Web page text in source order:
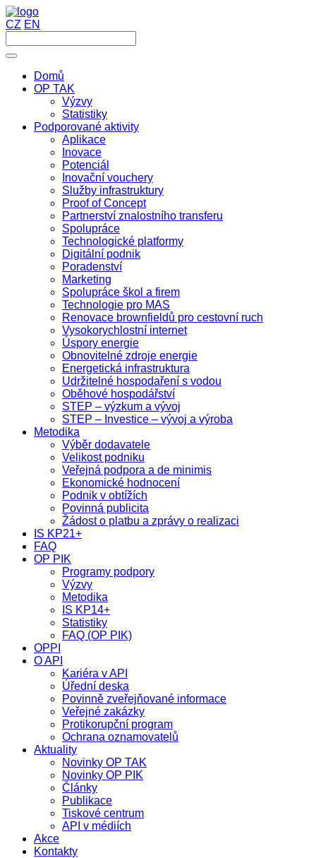
CZ EN
Domů
OP TAK
Výzvy
Statistiky
Podporované aktivity
Aplikace
Inovace
Potenciál
Inovační vouchery
Služby infrastruktury
Proof of Concept
Partnerství znalostního transferu
Spolupráce
Technologické platformy
Digitální podnik
Poradenství
Marketing
Spolupráce škol a firem
Technologie pro MAS
Renovace brownfieldů pro cestovní ruch
Vysokorychlostní internet
Úspory energie
Obnovitelné zdroje energie
Energetická infrastruktura
Udržitelné hospodaření s vodou
Oběhové hospodářství
STEP – výzkum a vývoj
STEP – Investice – vývoj a výroba
Metodika
Výběr dodavatele
Velikost podniku
Veřejná podpora a de minimis
Ekonomické hodnocení
Podnik v obtížích
Povinná publicita
Žádost o platbu a zprávy o realizaci
IS KP21+
FAQ
OP PIK
Programy podpory
Výzvy
Metodika
IS KP14+
Statistiky
FAQ (OP PIK)
OPPI
O API
Kariéra v API
Úřední deska
Povinně zveřejňované informace
Veřejné zakázky
Protikorupční program
Ochrana oznamovatelů
Aktuality
Novinky OP TAK
Novinky OP PIK
Články
Publikace
Tiskové centrum
API v médiích
Akce
Kontakty